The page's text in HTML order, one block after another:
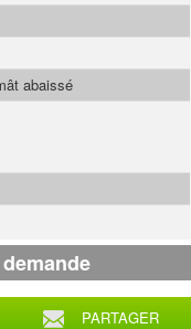
PARTAGER
abaissé